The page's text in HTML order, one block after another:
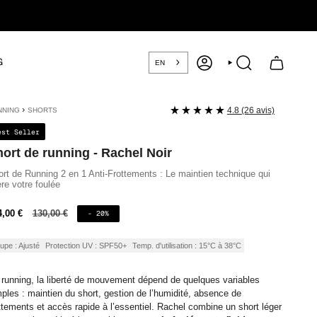
EN COMPTE RECHERCHE
› SHORTS
Seller
de running - Rachel Noir
de Running 2 en 1 Anti-Frottements : Le maintien technique qui
votre foulée
4.8 (26 avis)
€
Prix
130,00 € - 20%
: Ajusté Protection UV : SPF50+ Temp. d'utilisation : 15°C à 38°C
running, la liberté de mouvement dépend de quelques variables
: maintien du short, gestion de l’humidité, absence de
et accès rapide à l’essentiel. Rachel combine un short léger